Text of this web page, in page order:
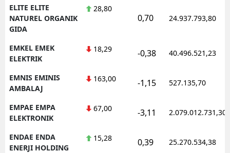
ELITE ELITE
NATUREL ORGANIK
GIDA
28,80
0,70 24.937.793,80
EMKEL EMEK
ELEKTRIK
18,29 -0,38 40.496.521,23
EMNIS EMINIS
AMBALAJ
163,00 -1,15 527.135,70
EMPAE EMPA
ELEKTRONIK
67,00 -3,11 2.079.012.731,30
ENDAE ENDA
ENERJI HOLDING
15,28 0,39 25.270.534,38